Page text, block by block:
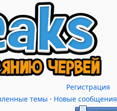
Регистрация
темы · Новые сообщения